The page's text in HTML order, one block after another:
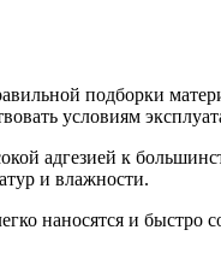
подборки
условиям
адгезией к
и влажности.
наносятся и быстро